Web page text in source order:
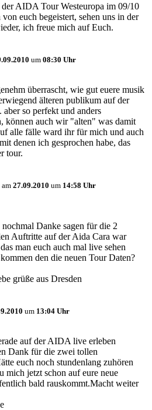
AIDA Tour Westeuropa im 09/10
euch begeistert, sehen uns in der
ich freue mich auf Euch.
um 08:30 Uhr
überrascht, wie gut euere musik
älteren publikum auf der
aber so perfekt und anders
können auch wir "alten" was damit
alle fälle ward ihr für mich und auch
denen ich gesprochen habe, das
tour.
am 27.09.2010 um 14:58 Uhr
Danke sagen für die 2
Auftritte auf der Aida Cara war
man euch auch mal live sehen
den die neuen Tour Daten?
grüße aus Dresden
um 13:04 Uhr
auf der AIDA live erleben
Dank für die zwei tollen
euch noch stundenlang zuhören
mich jetzt schon auf eure neue
bald rauskommt.Macht weiter